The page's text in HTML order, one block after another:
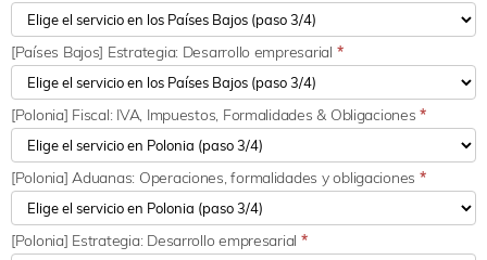
[Países Bajos] Estrategia: Desarrollo empresarial *
[Polonia] Fiscal: IVA, Impuestos, Formalidades & Obligaciones*
[Polonia] Aduanas: Operaciones, formalidades y obligaciones *
[Polonia] Estrategia: Desarrollo empresarial *